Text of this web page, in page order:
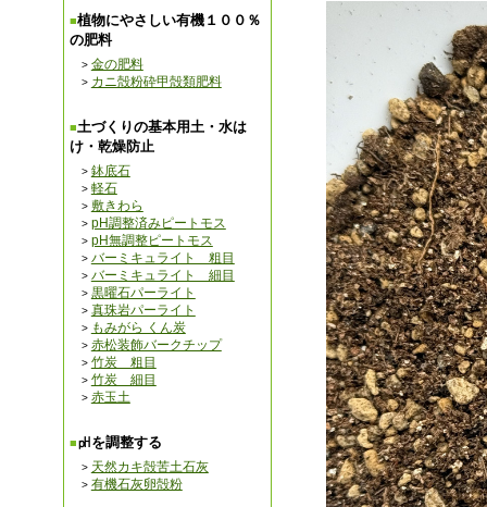
植物にやさしい有機１００％
の肥料
金の肥料
カニ殻粉砕甲殻類肥料
土づくりの基本用土・水は
け・乾燥防止
鉢底石
軽石
敷きわら
pH調整済みピートモス
pH無調整ピートモス
バーミキュライト 粗目
バーミキュライト 細目
黒曜石パーライト
真珠岩パーライト
もみがら くん炭
赤松装飾バークチップ
竹炭 粗目
竹炭 細目
赤玉土
㏗を調整する
天然カキ殻苦土石灰
有機石灰卵殻粉